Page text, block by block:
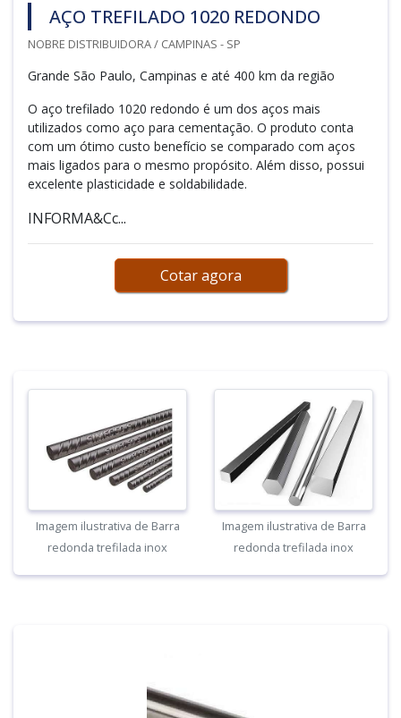
AÇO TREFILADO 1020 REDONDO
NOBRE DISTRIBUIDORA / CAMPINAS - SP
Grande São Paulo, Campinas e até 400 km da região
O aço trefilado 1020 redondo é um dos aços mais
utilizados como aço para cementação. O produto conta
com um ótimo custo benefício se comparado com aços
mais ligados para o mesmo propósito. Além disso, possui
excelente plasticidade e soldabilidade.
INFORMA&Cc...
Cotar agora
Imagem ilustrativa de Barra
redonda trefilada inox
Imagem ilustrativa de Barra
redonda trefilada inox